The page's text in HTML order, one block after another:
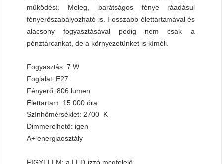
működést. Meleg, barátságos fénye ráadásul
fényerőszabályozható is. Hosszabb élettartamával és
alacsony fogyasztásával pedig nem csak a
pénztárcánkat, de a környezetünket is kíméli.
Fogyasztás: 7 W
Foglalat: E27
Fényerő: 806 lumen
Élettartam: 15.000 óra
Színhőmérséklet: 2700 K
Dimmerelhető: igen
A+ energiaosztály
FIGYELEM: a LED-izzó megfelelő